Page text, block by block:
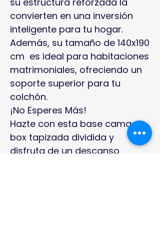
convierten en una inversión
inteligente para tu hogar.
Además, su tamaño de 140x190
cm es ideal para habitaciones
matrimoniales, ofreciendo un
soporte superior para tu
colchón.
¡No Esperes Más!
Hazte con esta base cama
box tapizada dividida y
disfruta de un descanso